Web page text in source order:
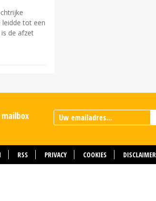
tot een
de afzet
RSS PRIVACY COOKIES DISCLAIMER